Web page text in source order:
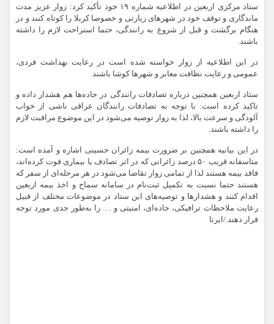
ستاد مرکزی اربعین در اطلاعیه شماره ١٩ خود تأکید کرد: زوار عزیز مدت
ماندگاری و توقف خود در شهرهای زیارتی و خصوصا کربلا را کوتاه کنند و در
هنگام برگشت و قبل از شروع به رانندگی، حتما استراحت لازم را داشته
باشند.
در این اطلاعیه از زوار خواسته شده است در رعایت بهداشت فردی،
عمومی و رعایت نظافت معابر و شهرها کوشا باشند.
ستاد اربعین همچنین درباره تصادفات رانندگی در جاده‌ها هم هشدار داده و
تاکید کرده است: با توجه به تصادفات رانندگان عراقی ناشی از خواب
آلودگی و سرعت بالا، لذا به زوار توصیه می‌شود در این موضوع مراقبت لازم
را داشته باشند.
در این بیانیه همچنین بر ضرورت بیمه زائران حسینی اشاره و آمده است:
متاسفانه قریب ۵۰ درصد زائرانی که در اثر تصادف یا بیماری فوت کرده‌اند،
فاقد بیمه هستند لذا از تمامی زوار تقاضا می‌شود در هر مرحله‌ای از سفر که
هستند حتما نسبت به تکمیل ثبت‌نام در سامانه سماح و اخذ بیمه اربعین
اقدام کنند و هشدارها و توصیه‌های این ستاد در موضوعات مختلف از قبیل
رعایت ملاحظات ترافیکی، جاده‌ای، امنیتی و … را به‌طور جدی مورد توجه
قرار دهند./ایرنا